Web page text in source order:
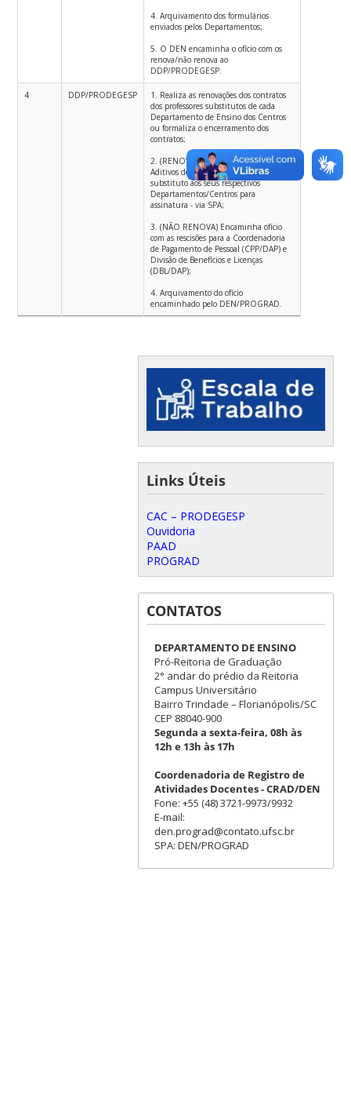
4. Arquivamento dos formulários
enviados pelos Departamentos;
5. O DEN encaminha o ofício com os
renova/não renova ao
DDP/PRODEGESP.
4 DDP/PRODEGESP
1. Realiza as renovações dos contratos
dos professores substitutos de cada
Departamento de Ensino dos Centros
ou formaliza o encerramento dos
contratos;
2. (RENOVA) Encaminha os Termos
Aditivos de Contrato de cada professor
substituto aos seus respectivos
Departamentos/Centros para
assinatura - via SPA;
3. (NÃO RENOVA) Encaminha ofício
com as rescisões para a Coordenadoria
de Pagamento de Pessoal (CPP/DAP) e
Divisão de Benefícios e Licenças
(DBL/DAP);
4. Arquivamento do ofício
encaminhado pelo DEN/PROGRAD.
Links Úteis
CAC – PRODEGESP
Ouvidoria
PAAD
PROGRAD
CONTATOS
DEPARTAMENTO DE ENSINO
Pró-Reitoria de Graduação
2° andar do prédio da Reitoria
Campus Universitário
Bairro Trindade – Florianópolis/SC
CEP 88040-900
Segunda a sexta-feira, 08h às
12h e 13h às 17h
Coordenadoria de Registro de
Atividades Docentes - CRAD/DEN
Fone: +55 (48) 3721-9973/9932
E-mail:
den.prograd@contato.ufsc.br
SPA: DEN/PROGRAD